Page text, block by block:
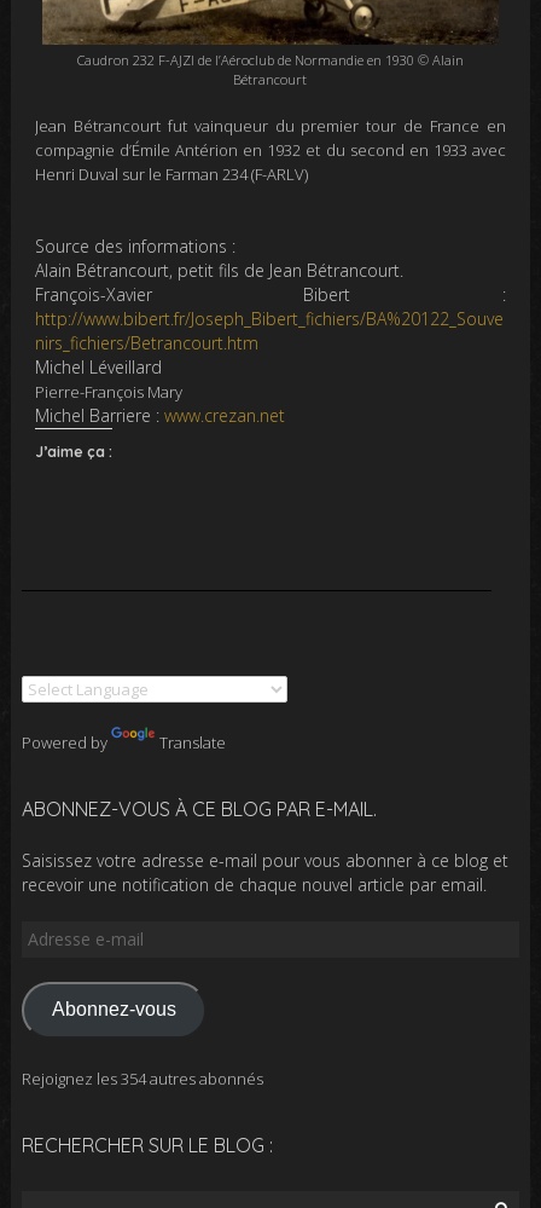
Caudron 232 F-AJZI de l’Aéroclub de Normandie en 1930 © Alain
Bétrancourt
Jean Bétrancourt fut vainqueur du premier tour de France en
compagnie d’Émile Antérion en 1932 et du second en 1933 avec
Henri Duval sur le Farman 234 (F-ARLV)
Source des informations :
Alain Bétrancourt, petit fils de Jean Bétrancourt.
François-Xavier Bibert :
http://www.bibert.fr/Joseph_Bibert_fichiers/BA%20122_Souve
nirs_fichiers/Betrancourt.htm
Michel Léveillard
Pierre-François Mary
Michel Barriere :www.crezan.net
J’aime ça :
Powered by Translate
ABONNEZ-VOUS À CE BLOG PAR E-MAIL.
Saisissez votre adresse e-mail pour vous abonner à ce blog et
recevoir une notification de chaque nouvel article par email.
Adresse
mail
Abonnez-vous
Rejoignez les 354 autres abonnés
RECHERCHER SUR LE BLOG :